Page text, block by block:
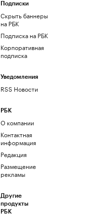
Подписки
Скрыть баннеры
на РБК
Подписка на РБК
Корпоративная
подписка
Уведомления
RSS Новости
РБК
О компании
Контактная
информация
Редакция
Размещение
рекламы
Другие
продукты
РБК